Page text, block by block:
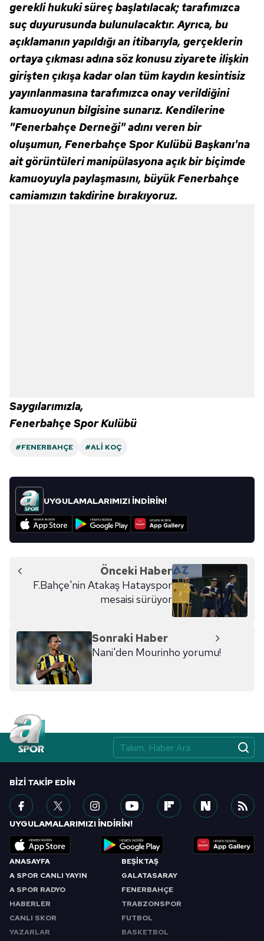
gerekli hukuki süreç başlatılacak; tarafımızca
suç duyurusunda bulunulacaktır. Ayrıca, bu
açıklamanın yapıldığı an itibarıyla, gerçeklerin
ortaya çıkması adına söz konusu ziyarete ilişkin
girişten çıkışa kadar olan tüm kaydın kesintisiz
yayınlanmasına tarafımızca onay verildiğini
kamuoyunun bilgisine sunarız. Kendilerine
"Fenerbahçe Derneği" adını veren bir
oluşumun, Fenerbahçe Spor Kulübü Başkanı'na
ait görüntüleri manipülasyona açık bir biçimde
kamuoyuyla paylaşmasını, büyük Fenerbahçe
camiamızın takdirine bırakıyoruz.
Saygılarımızla,
Fenerbahçe Spor Kulübü
#FENERBAHÇE #ALI KOÇ
UYGULAMALARIMIZI İNDİRİN!
Önceki Haber
F.Bahçe'nin Atakaş Hatayspor
mesaisi sürüyor
Sonraki Haber
Nani'den Mourinho yorumu!
ANASAYFA
A SPOR CANLI YAYIN
A SPOR RADYO
HABERLER
CANLI SKOR
YAZARLAR
BEŞİKTAŞ
GALATASARAY
FENERBAHÇE
TRABZONSPOR
FUTBOL
BASKETBOL
BIZI TAKIP EDIN
UYGULAMALARIMIZI İNDİRİN!